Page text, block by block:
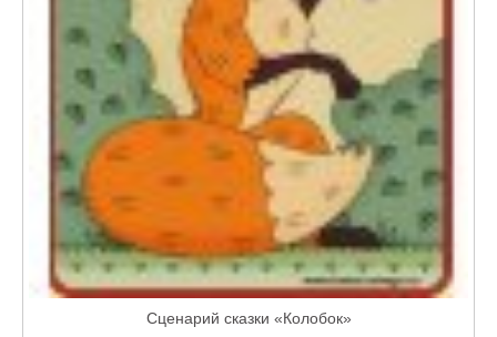
Сценарий сказки «Колобок»